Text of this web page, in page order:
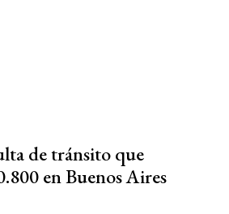
de tránsito que
en Buenos Aires